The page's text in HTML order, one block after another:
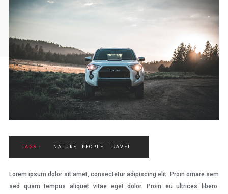
TAGS : NATURE PEOPLE TRAVEL
Lorem ipsum dolor sit amet, consectetur adipiscing elit. Proin ornare sem
sed quam tempus aliquet vitae eget dolor. Proin eu ultrices libero.